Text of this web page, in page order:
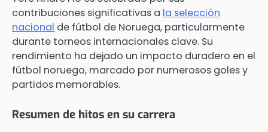
contribuciones significativas a la selección
nacional de fútbol de Noruega, particularmente
durante torneos internacionales clave. Su
rendimiento ha dejado un impacto duradero en el
fútbol noruego, marcado por numerosos goles y
partidos memorables.
Resumen de hitos en su carrera